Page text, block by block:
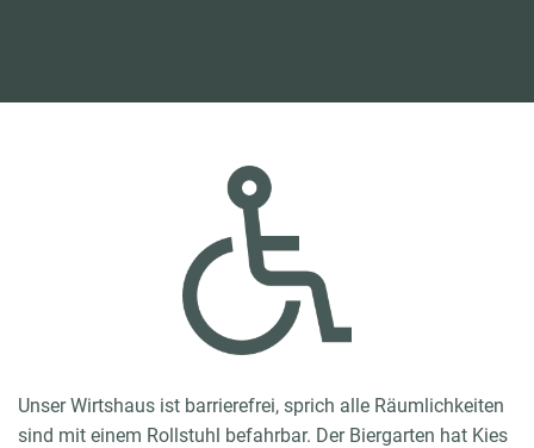
Unser Wirtshaus ist barrierefrei, sprich alle Räumlichkeiten
sind mit einem Rollstuhl befahrbar. Der Biergarten hat Kies